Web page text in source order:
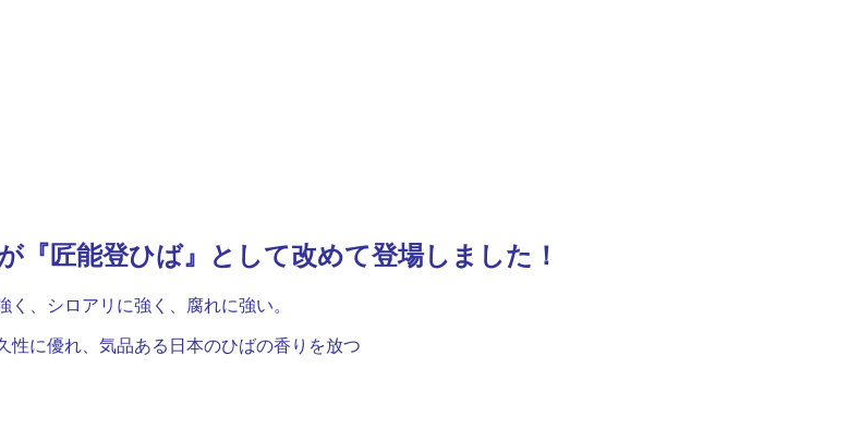
『匠能登ひば』として改めて登場しました！
く、シロアリに強く、腐れに強い。
性に優れ、気品ある日本のひばの香りを放つ